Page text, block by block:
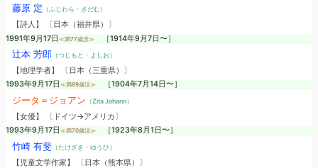
藤原 定 （ふじわら・さだむ）
【詩人】 〔日本（福井県）〕
1991年9月17日 ≪満77歳没≫ ［1914年9月7日〜］
辻本 芳郎（つじもと・よしお）
【地理学者】 〔日本（三重県）〕
1993年9月17日 ≪満89歳没≫ ［1904年7月14日〜］
ジータ＝ジョアン （Zita Johann）
【女優】 〔ドイツ→アメリカ〕
1993年9月17日 ≪満70歳没≫ ［1923年8月1日〜］
竹崎 有斐（たけざき・ゆうひ）
【児童文学作家】 〔日本（熊本県）〕